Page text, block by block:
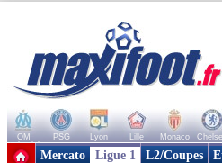
OM PSG Lyon Lille Monaco
+ de clubs
Mercato Ligue 1 L2/Coupes